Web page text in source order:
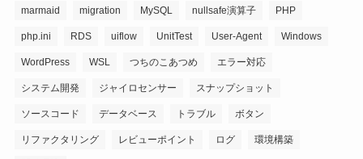
marmaid migration MySQL nullsafe演算子 PHP
php.ini RDS uiflow UnitTest User-Agent Windows
WordPress WSL つちのこあつめ エラー対応
システム開発 ジャイロセンサー スナップショット
ソースコード データベース トラブル ボタン
リファクタリング レビューポイント ログ 環境構築